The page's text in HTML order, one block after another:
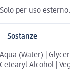
Solo per uso
Sostanze
Aqua (Water) |
Cetearyl Alcohol |